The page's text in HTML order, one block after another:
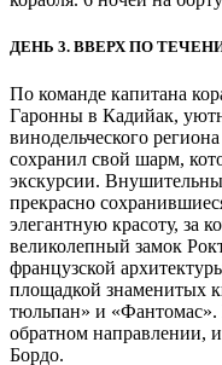
ДЕНЬ 3. ВВЕРХ ПО
По команде капитана
Гаронны в Кадийак,
винодельческого
сохранил свой шарм,
экскурсии.
прекрасно
элегантную красоту,
великолепный замок
французской
площадкой знаменитых
тюльпан» и «Фантомас».
обратном направлении,
Бордо.